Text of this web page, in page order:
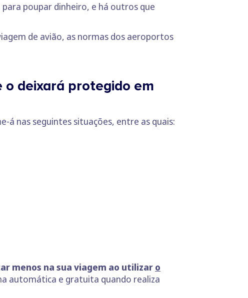
poupar dinheiro, e há outros que
de avião, as normas dos aeroportos
deixará protegido em
á nas seguintes situações, entre as quais:
menos na sua viagem ao utilizar o
automática e gratuita quando realiza